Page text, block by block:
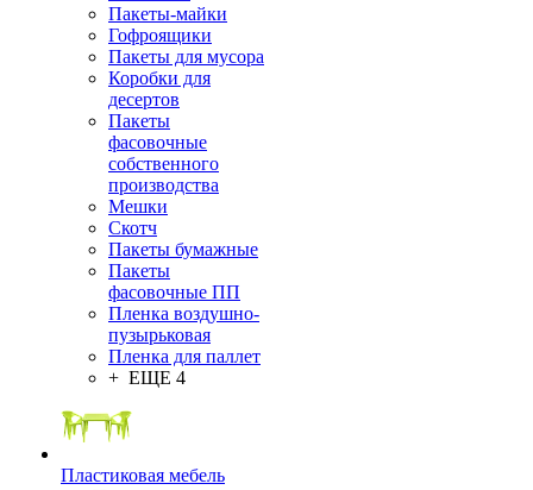
Пакеты-майки
Гофроящики
Пакеты для мусора
Коробки для
десертов
Пакеты
фасовочные
собственного
производства
Мешки
Скотч
Пакеты бумажные
Пакеты
фасовочные ПП
Пленка воздушно-
пузырьковая
Пленка для паллет
+ ЕЩЕ 4
Пластиковая мебель